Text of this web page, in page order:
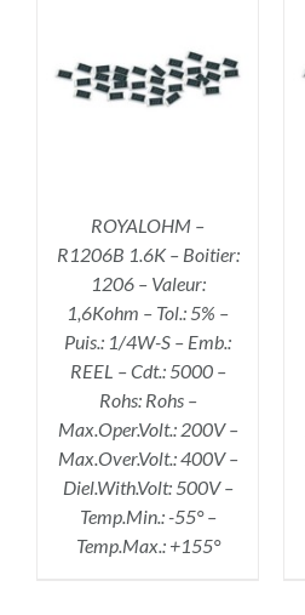
ROYALOHM –
R1206B 1.6K – Boitier:
1206 – Valeur:
1,6Kohm – Tol.: 5% –
Puis.: 1/4W-S – Emb.:
REEL – Cdt.: 5000 –
Rohs: Rohs –
Max.Oper.Volt.: 200V –
Max.Over.Volt.: 400V –
Diel.With.Volt: 500V –
Temp.Min.: -55° –
Temp.Max.: +155°
AJOUTER AU PANIER
/
DÉTAILS